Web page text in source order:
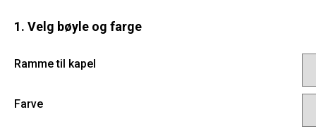
1. Velg bøyle og farge
Ramme til kapel
Farve